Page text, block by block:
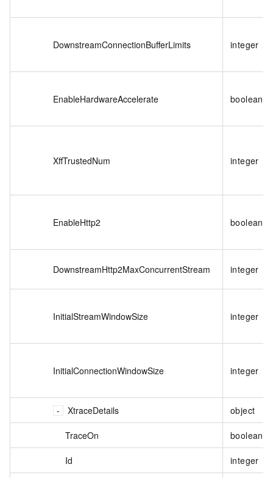
DownstreamConnectionBufferLimits integer
EnableHardwareAccelerate boolean
XffTrustedNum integer
EnableHttp2 boolean
DownstreamHttp2MaxConcurrentStream integer
InitialStreamWindowSize integer
InitialConnectionWindowSize integer
XtraceDetails object
TraceOn boolean
Id integer